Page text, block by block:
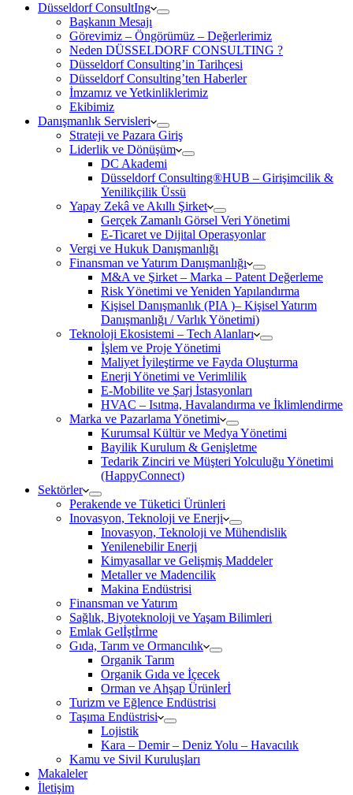
Düsseldorf ConsultIng
Başkanın Mesajı
Görevimiz – Öngörümüz – Değerlerimiz
Neden DÜSSELDORF CONSULTING ?
Düsseldorf Consulting’in Tarihçesi
Düsseldorf Consulting’ten Haberler
İmzamız ve Yetkinliklerimiz
Ekibimiz
Danışmanlık Servisleri
Strateji ve Pazara Giriş
Liderlik ve Dönüşüm
DC Akademi
Düsseldorf Consulting®HUB – Girişimcilik &
Yenilikçilik Üssü
Yapay Zekâ ve Akıllı Şirket
Gerçek Zamanlı Görsel Veri Yönetimi
E-Ticaret ve Dijital Operasyonlar
Vergi ve Hukuk Danışmanlığı
Finansman ve Yatırım Danışmanlığı
M&A ve Şirket – Marka – Patent Değerleme
Risk Yönetimi ve Yeniden Yapılandırma
Kişisel Danışmanlık (PIA )– Kişisel Yatırım
Danışmanlığı / Varlık Yönetimi)
Teknoloji Ekosistemi – Tech Alanları
İşlem ve Proje Yönetimi
Maliyet İyileştirme ve Fayda Oluşturma
Enerji Yönetimi ve Verimlilik
E-Mobilite ve Şarj İstasyonları
HVAC – Isıtma, Havalandırma ve İklimlendirme
Marka ve Pazarlama Yönetimi
Kurumsal Kültür ve Medya Yönetimi
Bayilik Kurulum & Genişletme
Tedarik Zinciri ve Müşteri Yolculuğu Yönetimi
(HappyConnect)
Sektörler
Perakende ve Tüketici Ürünleri
Inovasyon, Teknoloji ve Enerji
Inovasyon, Teknoloji ve Mühendislik
Yenilenebilir Enerji
Kimyasallar ve Gelişmiş Maddeler
Metaller ve Madencilik
Makina Endüstrisi
Finansman ve Yatırım
Sağlık, Biyoteknoloji ve Yaşam Bilimleri
Emlak Gelİştİrme
Gıda, Tarım ve Ormancılık
Organik Tarım
Organik Gıda ve İçecek
Orman ve Ahşap Ürünlerİ
Turizm ve Eğlence Endüstrisi
Taşıma Endüstrisi
Lojistik
Kara – Demir – Deniz Yolu – Havacılık
Kamu ve Sivil Kuruluşları
Makaleler
İletişim